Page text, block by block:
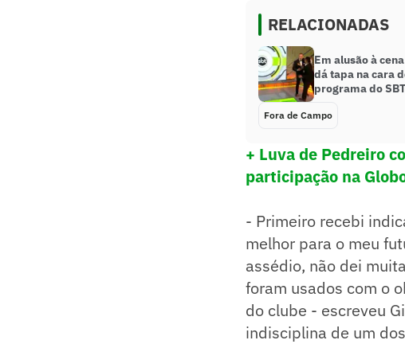
RELACIONADAS
Em alusão à
dá tapa na cara
programa do
Fora de Campo
+ Luva de Pedreiro
participação na
- Primeiro recebi
melhor para o meu
assédio, não dei
foram usados com o
do clube - escreveu
indisciplina de um